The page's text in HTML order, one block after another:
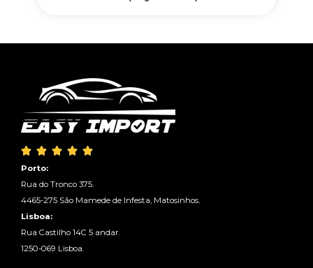
    
Porto:
Rua do Tronco 375.
4465-275 São Mamede de Infesta, Matosinhos.
Lisboa:
Rua Castilho 14C 5 andar.
1250-069 Lisboa.